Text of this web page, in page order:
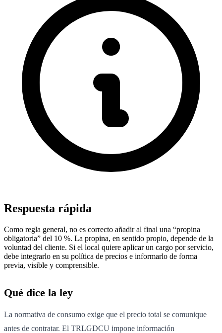
Respuesta rápida
Como regla general, no es correcto añadir al final una “propina
obligatoria” del 10 %. La propina, en sentido propio, depende de la
voluntad del cliente. Si el local quiere aplicar un cargo por servicio,
debe integrarlo en su política de precios e informarlo de forma
previa, visible y comprensible.
Qué dice la ley
La normativa de consumo exige que el precio total se comunique
antes de contratar. El TRLGDCU impone información